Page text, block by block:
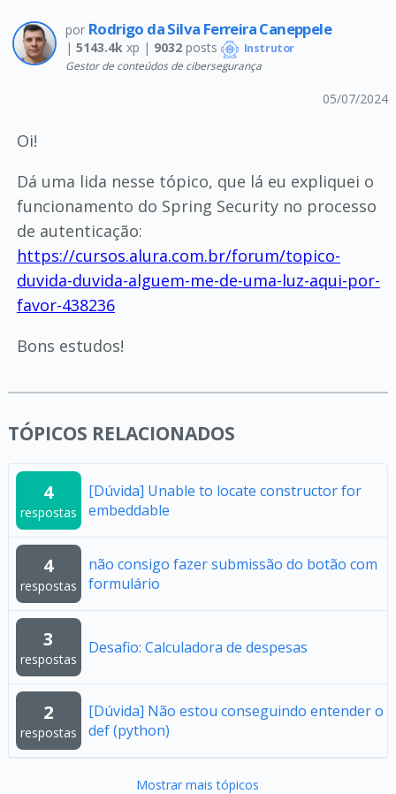
por Rodrigo da Silva Ferreira Caneppele
| 5143.4kxp | 9032posts Instrutor
Gestor de conteúdos de cibersegurança
05/07/2024
Oi!
Dá uma lida nesse tópico, que lá eu expliquei o
funcionamento do Spring Security no processo
de autenticação:
https://cursos.alura.com.br/forum/topico-
duvida-duvida-alguem-me-de-uma-luz-aqui-por-
favor-438236
Bons estudos!
TÓPICOS RELACIONADOS
4
respostas
[Dúvida] Unable to locate constructor for
embeddable
4
respostas
não consigo fazer submissão do botão com
formulário
3
respostas
Desafio: Calculadora de despesas
2
respostas
[Dúvida] Não estou conseguindo entender o
def (python)
Mostrar mais tópicos